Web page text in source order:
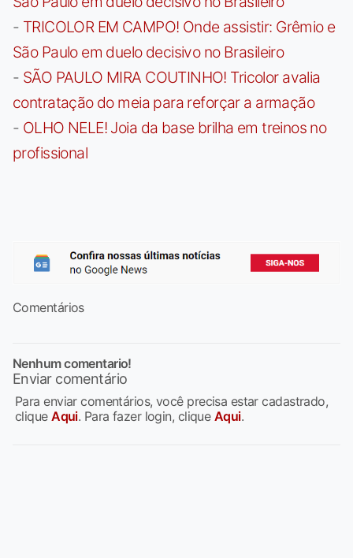
- TRICOLOR EM CAMPO! Onde assistir: Grêmio e
São Paulo em duelo decisivo no Brasileiro
- SÃO PAULO MIRA COUTINHO! Tricolor avalia
contratação do meia para reforçar a armação
- OLHO NELE! Joia da base brilha em treinos no
profissional
Comentários
Nenhum comentario!
Enviar comentário
Para enviar comentários, você precisa estar cadastrado,
cliqueAqui. Para fazer login, clique Aqui.